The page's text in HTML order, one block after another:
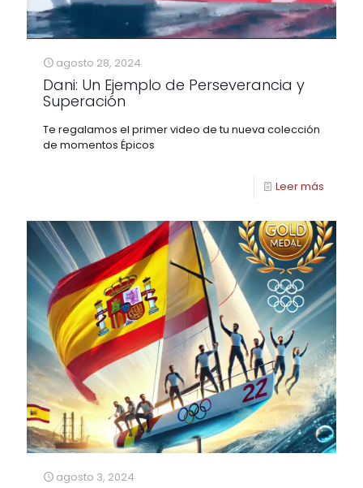
agosto 28, 2024
Dani: Un Ejemplo de Perseverancia y
Superación
Te regalamos el primer video de tu nueva colección
de momentos Épicos
Leer más
agosto 3, 2024